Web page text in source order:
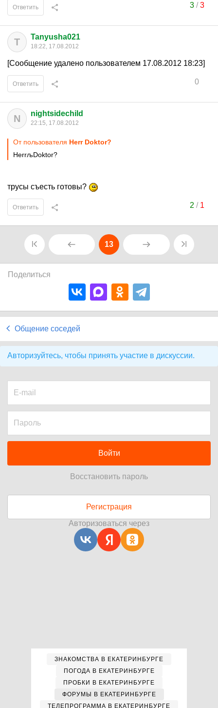
3/3
Ответить
T Tanyusha021
18:22, 17.08.2012
[Сообщение удалено пользователем 17.08.2012 18:23]
0
Ответить
N nightsidechild
22:15, 17.08.2012
От пользователя Herr Doktor?
HerrљDoktor?
трусы съесть готовы?
2 / 1
Ответить
13
Поделиться
Общение соседей
Авторизуйтесь, чтобы принять участие в дискуссии.
Войти
Восстановить пароль
Регистрация
Авторизоваться через
ЗНАКОМСТВА В ЕКАТЕРИНБУРГЕ
ПОГОДА В ЕКАТЕРИНБУРГЕ
ПРОБКИ В ЕКАТЕРИНБУРГЕ
ФОРУМЫ В ЕКАТЕРИНБУРГЕ
ТЕЛЕПРОГРАММА В ЕКАТЕРИНБУРГЕ